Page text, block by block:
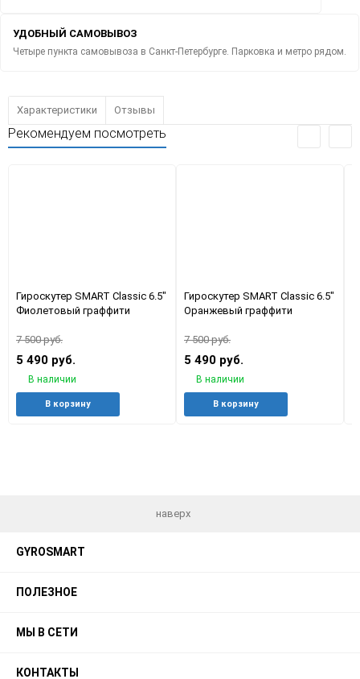
УДОБНЫЙ САМОВЫВОЗ
Четыре пункта самовывоза в Санкт-Петербурге. Парковка и метро рядом.
Характеристики Отзывы
Рекомендуем посмотреть
Гироскутер SMART Classic 6.5"
Фиолетовый граффити
7 500 руб.
5 490 руб.
В наличии
В корзину
Гироскутер SMART Classic 6.5"
Оранжевый граффити
7 500 руб.
5 490 руб.
В наличии
В корзину
наверх
GYROSMART
ПОЛЕЗНОЕ
МЫ В СЕТИ
КОНТАКТЫ